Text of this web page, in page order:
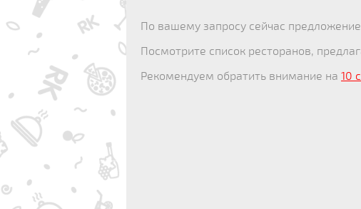
По вашему запросу сейчас предложение
Посмотрите список ресторанов,
Рекомендуем обратить внимание на 10